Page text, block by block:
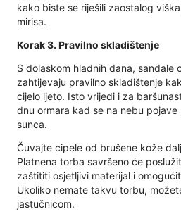
kako biste se riješili zaostalog
mirisa.
Korak 3. Pravilno skladištenje
S dolaskom hladnih dana, sandale
zahtijevaju pravilno skladištenje
cijelo ljeto. Isto vrijedi i za
dnu ormara kad se na nebu
sunca.
Čuvajte cipele od brušene kože
Platnena torba savršeno će
zaštititi osjetljivi materijal i
Ukoliko nemate takvu torbu,
jastučnicom.